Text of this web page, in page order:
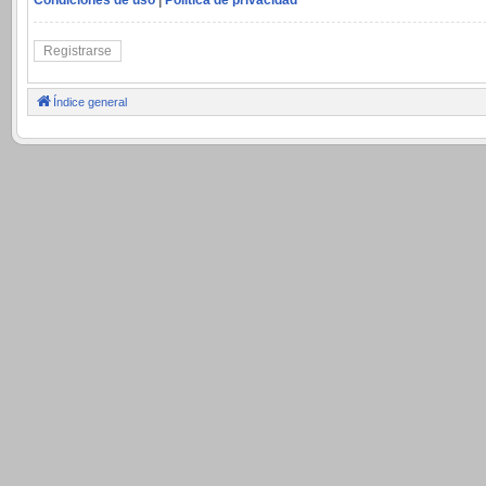
Registrarse
Índice general
.